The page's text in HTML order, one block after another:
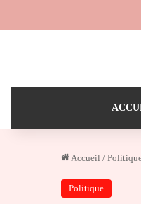
Accueil /
Politique